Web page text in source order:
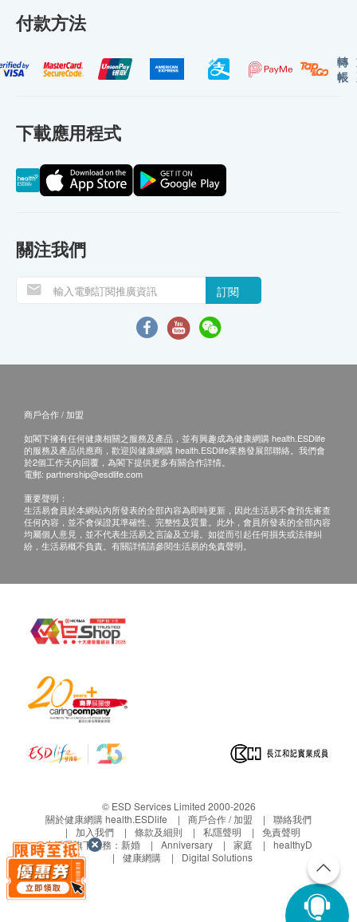
付款方法
轉
帳
下載應用程式
關注我們
訂閱
商戶合作 / 加盟
如閣下擁有任何健康相關之服務及產品，並有興趣成為健康網購 health.ESDlife
的服務及產品供應商，歡迎與健康網購 health.ESDlife業務發展部聯絡。我們會
於2個工作天內回覆，為閣下提供更多有關合作詳情。
電郵: partnership@esdlife.com
重要聲明：
生活易會員於本網站內所發表的全部內容為即時更新，因此生活易不會預先審查
任何內容，並不會保證其準確性、完整性及質量。此外，會員所發表的全部內容
均屬個人意見，並不代表生活易之言論及立場。如從而引起任何損失或法律糾
紛，生活易概不負責。有關詳情請參閱生活易的免責聲明。
© ESD Services Limited 2000-2026
關於健康網購 health.ESDlife
商戶合作 / 加盟
聯絡我們
加入我們
條款及細則 私隱聲明
免責聲明
生活易旗下業務： 新婚 Anniversary 家庭
healthyD
健康網購
Digital Solutions